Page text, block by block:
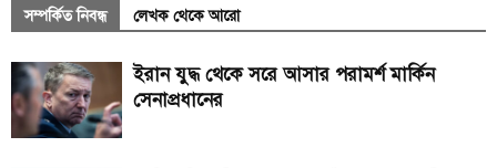
সম্পর্কিত নিবন্ধ লেখক থেকে আরো
ইরান যুদ্ধ থেকে সরে আসার পরামর্শ মার্কিন
সেনাপ্রধানের